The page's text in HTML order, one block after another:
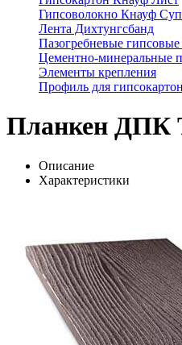
Гипсоволокно Кнауф
Лента Дихтунгсбанд
Пазогребневые
Цементно-
Элементы крепления
Профиль для
Планкен ДПК
Описание
Характеристики